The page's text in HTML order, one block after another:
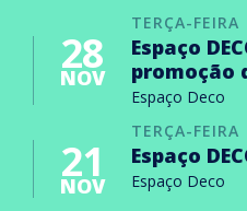
TERÇA-FEIRA
28
NOV
Espaço
promoção
Espaço Deco
TERÇA-FEIRA
21
NOV
Espaço
Espaço Deco